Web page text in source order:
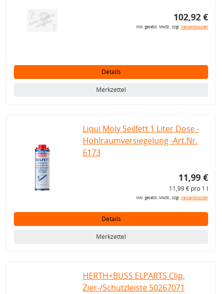
102,92 €
inkl. gesetzl. MwSt., zzgl.Versandkosten
Details
Merkzettel
Liqui Moly Seilfett 1 Liter Dose -
Hohlraumversiegelung -Art.Nr.
6173
11,99 €
11,99 € pro 1 l
inkl. gesetzl. MwSt., zzgl.Versandkosten
Details
Merkzettel
HERTH+BUSS ELPARTS Clip,
Zier-/Schutzleiste 50267071